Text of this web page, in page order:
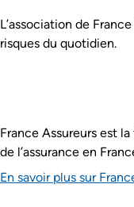
Assurance Prévention
L’association de
risques du quotidien.
France Assureurs est
de l’assurance en
En savoir plus sur